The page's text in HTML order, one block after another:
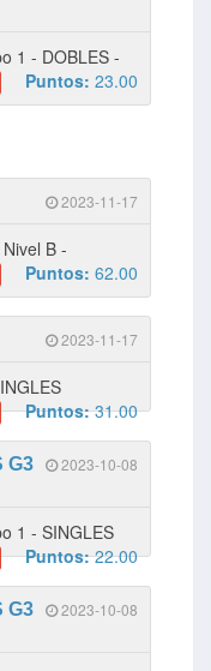
1 - DOBLES -
Puntos: 23.00
2023-11-17
B -
Puntos: 62.00
2023-11-17
Puntos:31.00
2023-10-08
G3
1 - SINGLES
Puntos:22.00
2023-10-08
G3